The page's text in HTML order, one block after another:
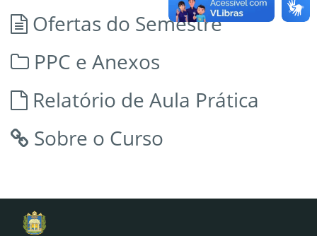
Ofertas do Semestre
PPC e Anexos
Relatório de Aula Prática
Sobre o Curso